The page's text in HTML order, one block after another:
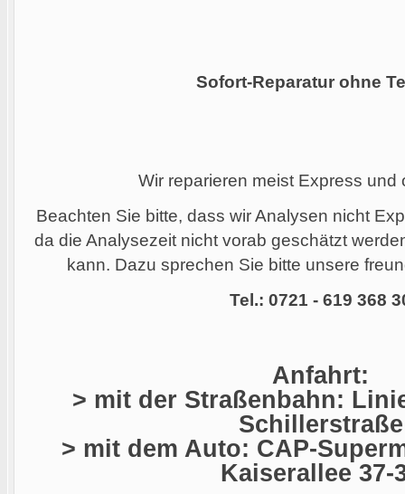
Sofort-Reparatur ohne
Wir reparieren meist Express und
Beachten Sie bitte, dass wir Analysen nicht
da die Analysezeit nicht vorab geschätzt
kann. Dazu sprechen Sie bitte unsere
Tel.: 0721 - 619 368
Anfahrt:
> mit der Straßenbahn:
Schillerstraße
> mit dem Auto: CAP-
Kaiserallee 37-